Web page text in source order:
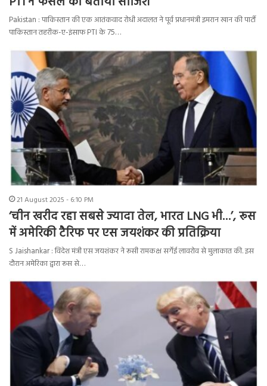
Pakistan : पाकिस्तान की एक आतंकवाद रोधी अदालत ने पूर्व प्रधानमंत्री इमरान खान की पार्टी
पाकिस्तान तहरीक-ए-इंसाफ PTI के 75…
21 August 2025 - 6:10 PM
‘चीन खरीद रहा सबसे ज्यादा तेल, भारत LNG भी…’, रूस
में अमेरिकी टैरिफ पर एस जयशंकर की प्रतिक्रिया
S Jaishankar : विदेश मंत्री एस जयशंकर ने रूसी रामकक्ष सर्गेई लावरोव से मुलाकात की. इस
दौरान अमेरिका द्वारा रूस से…